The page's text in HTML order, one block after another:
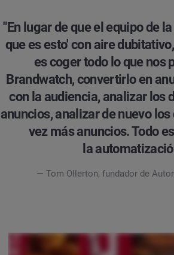
"En lugar de que el equipo de
que es esto' con aire
es coger todo lo que nos
Brandwatch, convertirlo en
con la audiencia, analizar los
anuncios, analizar de nuevo
vez más anuncios. Todo
la
— Tom Ollerton, fundador de